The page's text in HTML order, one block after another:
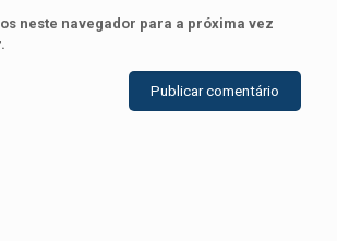
neste navegador para a próxima vez